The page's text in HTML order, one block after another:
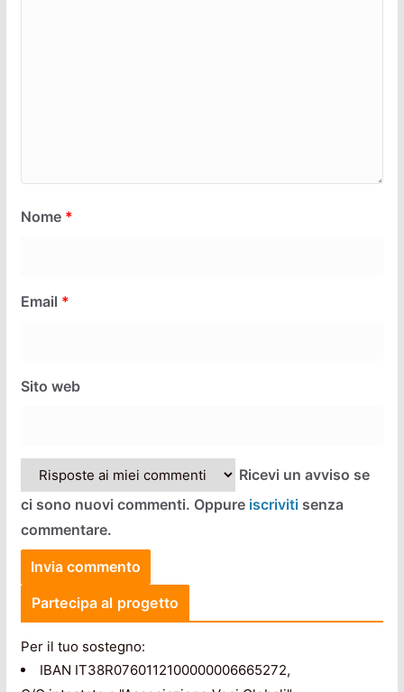
Nome *
Email *
Sito web
Ricevi un avviso se
ci sono nuovi commenti. Oppure iscrivitisenza
commentare.
Partecipa al progetto
Per il tuo sostegno:
IBAN IT38R0760112100000006665272,